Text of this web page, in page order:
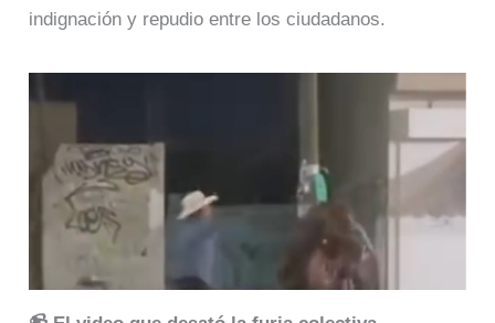
indignación y repudio entre los ciudadanos.​